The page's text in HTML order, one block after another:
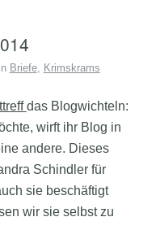
in Briefe, Krimskrams
das Blogwichteln:
wirft ihr Blog in
andere. Dieses
Schindler für
sie beschäftigt
wir sie selbst zu